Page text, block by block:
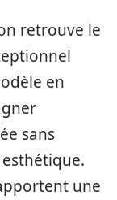
retrouve le
en
sans
une